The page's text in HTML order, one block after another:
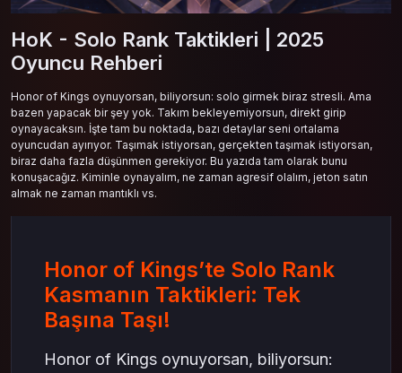
HoK - Solo Rank Taktikleri | 2025
Oyuncu Rehberi
Honor of Kings oynuyorsan, biliyorsun: solo girmek biraz stresli. Ama
bazen yapacak bir şey yok. Takım bekleyemiyorsun, direkt girip
oynayacaksın. İşte tam bu noktada, bazı detaylar seni ortalama
oyuncudan ayırıyor. Taşımak istiyorsan, gerçekten taşımak istiyorsan,
biraz daha fazla düşünmen gerekiyor. Bu yazıda tam olarak bunu
konuşacağız. Kiminle oynayalım, ne zaman agresif olalım, jeton satın
almak ne zaman mantıklı vs.
Honor of Kings’te Solo Rank
Kasmanın Taktikleri: Tek
Başına Taşı!
Honor of Kings oynuyorsan, biliyorsun: